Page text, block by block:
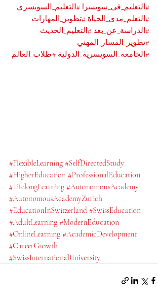
#التعليم_في_سويسرا #التعليم_السويسري
#التعلم_مدى_الحياة #تطوير_المهارات
#الدراسة_عن_بعد #التعليم_الحديث
#تطوير_المسار_المهني
#الجامعة_السويسرية_الدولية #طلاب_العالم
#FlexibleLearning #SelfDirectedStudy
#HigherEducation #ProfessionalEducation
#LifelongLearning #AutonomousAcademy
#AutonomousAcademyZurich
#EducationInSwitzerland #SwissEducation
#AdultLearning #ModernEducation
#OnlineLearning #AcademicDevelopment
#CareerGrowth
#SwissInternationalUniversity